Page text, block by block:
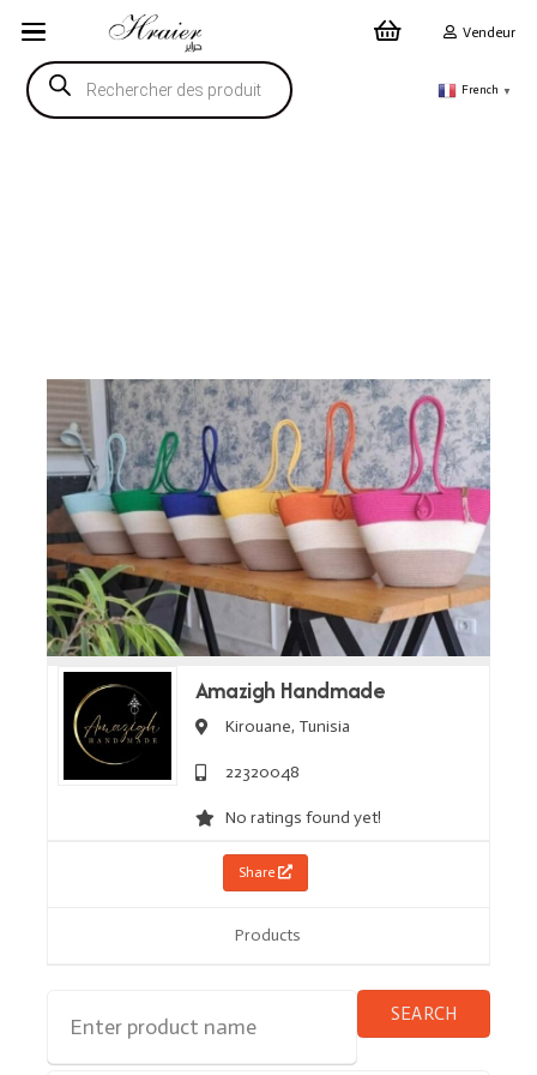
Vendeur
Recherche
de
produits
French ▼
Amazigh Handmade
Kirouane, Tunisia
22320048
No ratings found yet!
Share
Products